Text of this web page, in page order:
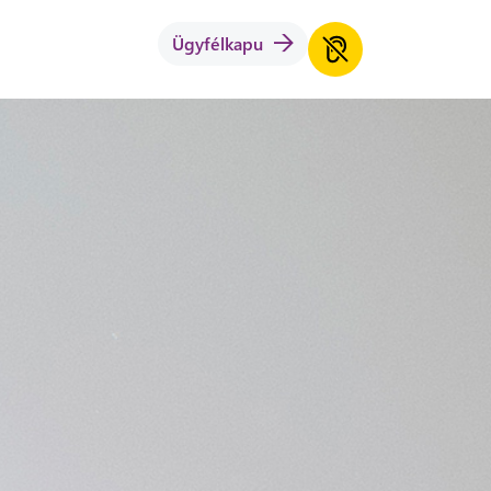
Ügyfélkapu